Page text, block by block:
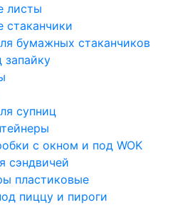
листы
бумажных стаканчиков
запайку
супниц
с окном и под WOK
сэндвичей
пластиковые
пиццу и пироги